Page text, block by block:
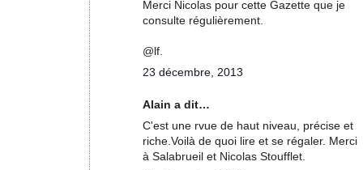
Merci Nicolas pour cette Gazette que je
consulte régulièrement.
@lf.
23 décembre, 2013
Alain a dit…
C'est une rvue de haut niveau, précise et
riche.Voilà de quoi lire et se régaler. Merci
à Salabrueil et Nicolas Stoufflet.